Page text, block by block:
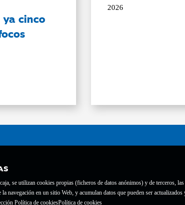
se utilizan cookies propias (ficheros de datos anónimos) y de terceros,
navegación en un sitio Web, y acumulan datos que pueden ser
Política de cookiesPolítica de cookies
cinco
2026